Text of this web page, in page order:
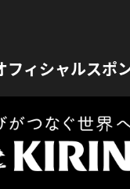
フィシャルスポ